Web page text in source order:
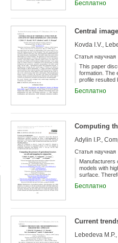
Central Asia
published in
salinity and
salinity
Бесплатно
Central
Kovda I.V.,
Статья научная
This paper
formation. The
profile resulted
structures.
heterogeneous
material
associated
Бесплатно
Computing
Adylin I.P.,
Статья научная
Manufacturers
models with
surface.
last six
tyres or tracks
1990s,
weather
Бесплатно
Current
Lebedeva